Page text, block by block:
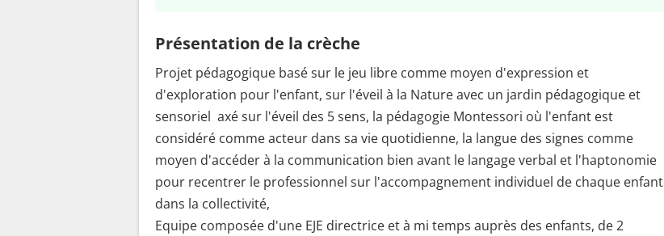
Présentation de la crèche
Projet pédagogique basé sur le jeu libre comme moyen d'expression et
d'exploration pour l'enfant, sur l'éveil à la Nature avec un jardin pédagogique et
sensoriel axé sur l'éveil des 5 sens, la pédagogie Montessori où l'enfant est
considéré comme acteur dans sa vie quotidienne, la langue des signes comme
moyen d'accéder à la communication bien avant le langage verbal et l'haptonomie
pour recentrer le professionnel sur l'accompagnement individuel de chaque enfant
dans la collectivité,
Equipe composée d'une EJE directrice et à mi temps auprès des enfants, de 2